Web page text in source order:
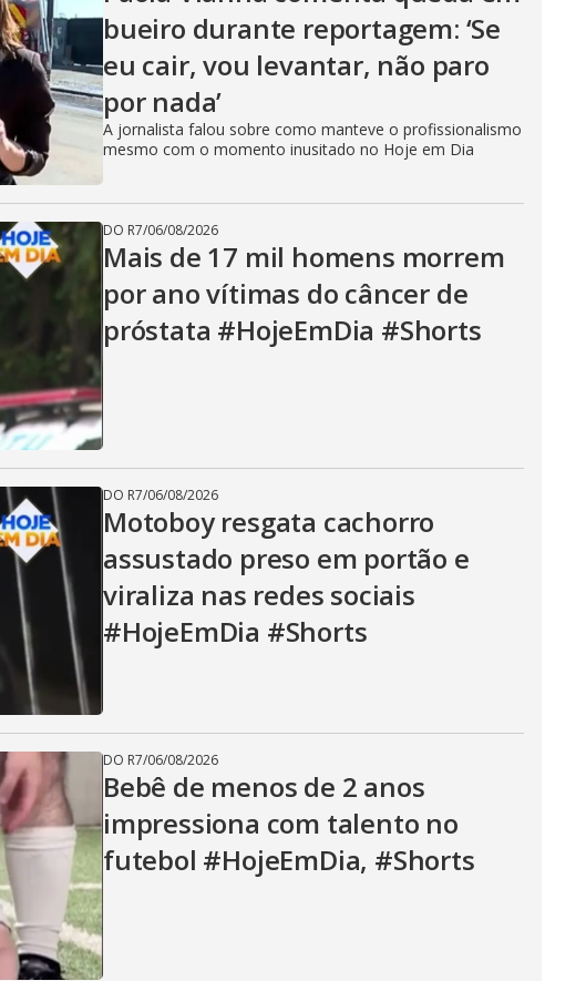
i
d
e
o
bueiro durante reportagem: ‘Se
eu cair, vou levantar, não paro
por nada’
A jornalista falou sobre como manteve o profissionalismo
mesmo com o momento inusitado no Hoje em Dia
DO R7/06/08/2026
Mais de 17 mil homens morrem
por ano vítimas do câncer de
próstata #HojeEmDia #Shorts
DO R7/06/08/2026
Motoboy resgata cachorro
assustado preso em portão e
viraliza nas redes sociais
#HojeEmDia #Shorts
DO R7/06/08/2026
Bebê de menos de 2 anos
impressiona com talento no
futebol #HojeEmDia, #Shorts